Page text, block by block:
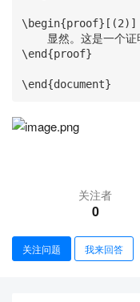
\begin{proof}[(2)]
\end{proof}
\end{document}
关注者
0
关注问题 我来回答